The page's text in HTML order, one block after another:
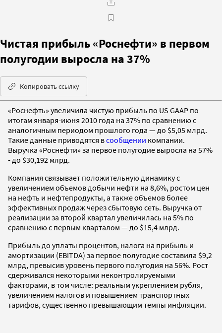
Чистая прибыль «Роснефти» в первом
полугодии выросла на 37%
Копировать ссылку
«Роснефть» увеличила чистую прибыль по US GAAP по
итогам января-июня 2010 года на 37% по сравнению с
аналогичным периодом прошлого года — до $5,05 млрд.
Такие данные приводятся всообщении компании.
Выручка «Роснефти» за первое полугодие выросла на 57%
- до $30,192 млрд.
Компания связывает положительную динамику с
увеличением объемов добычи нефти на 8,6%, ростом цен
на нефть и нефтепродукты, а также объемов более
эффективных продаж через сбытовую сеть. Выручка от
реализации за второй квартал увеличилась на 5% по
сравнению с первым кварталом — до $15,4 млрд.
Прибыль до уплаты процентов, налога на прибыль и
амортизации (EBITDA) за первое полугодие составила $9,2
млрд, превысив уровень первого полугодия на 56%. Рост
сдерживался некоторыми неконтролируемыми
факторами, в том числе: реальным укреплением рубля,
увеличением налогов и повышением транспортных
тарифов, существенно превышающим темпы инфляции.